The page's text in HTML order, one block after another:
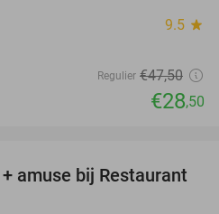
9.5 star
Regulier €47,50
€28,50
46%
amuse bij Restaurant